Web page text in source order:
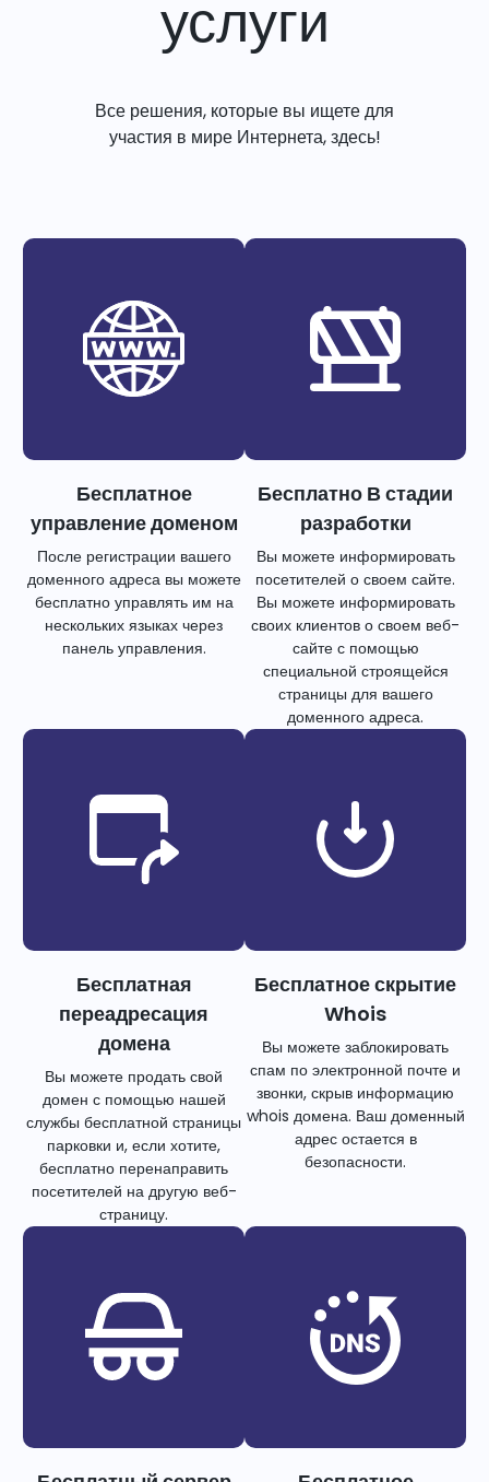
услуги
Все решения, которые вы ищете для
участия в мире Интернета, здесь!
Бесплатное
управление доменом
После регистрации вашего
доменного адреса вы можете
бесплатно управлять им на
нескольких языках через
панель управления.
Бесплатно В стадии
разработки
Вы можете информировать
посетителей о своем сайте.
Вы можете информировать
своих клиентов о своем веб-
сайте с помощью
специальной строящейся
страницы для вашего
доменного адреса.
Бесплатная
переадресация
домена
Вы можете продать свой
домен с помощью нашей
службы бесплатной страницы
парковки и, если хотите,
бесплатно перенаправить
посетителей на другую веб-
страницу.
Бесплатное скрытие
Whois
Вы можете заблокировать
спам по электронной почте и
звонки, скрыв информацию
whois домена. Ваш доменный
адрес остается в
безопасности.